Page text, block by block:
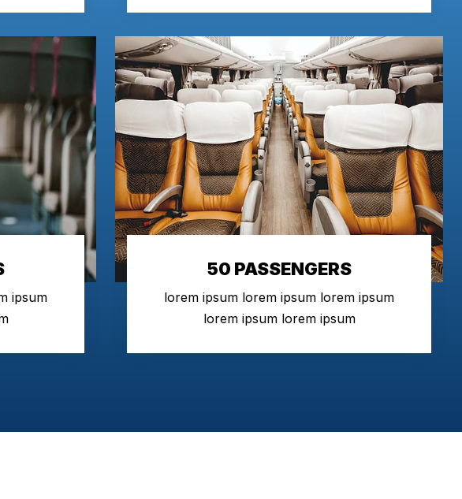
ipsum
50 PASSENGERS
lorem ipsum lorem ipsum lorem ipsum
lorem ipsum lorem ipsum